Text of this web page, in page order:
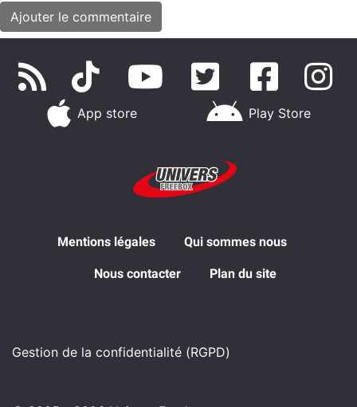
App store Play Store
Mentions légales Qui sommes nous
Nous contacter Plan du site
Gestion de la confidentialité (RGPD)